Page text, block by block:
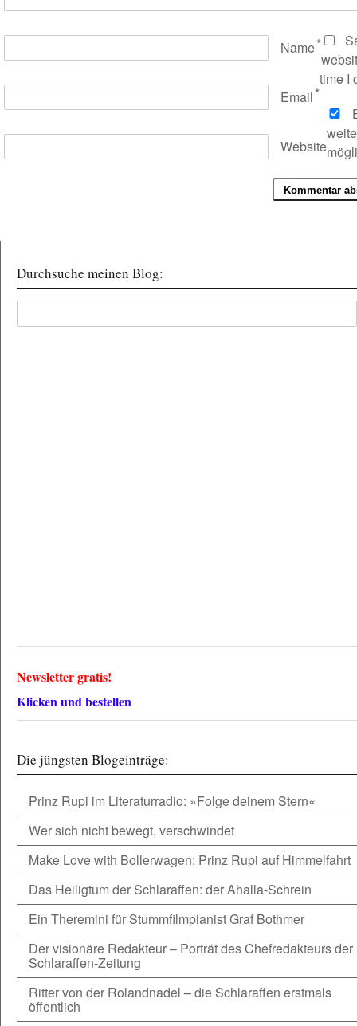
Name*
Email*
Website
time I
Durchsuche meinen Blog:
Newsletter gratis!
Klicken und bestellen
Die jüngsten Blogeinträge:
Prinz Rupi im Literaturradio: »Folge deinem Stern«
Wer sich nicht bewegt, verschwindet
Make Love with Bollerwagen: Prinz Rupi auf Himmelfahrt
Das Heiligtum der Schlaraffen: der Ahalla-Schrein
Ein Theremini für Stummfilmpianist Graf Bothmer
Der visionäre Redakteur – Porträt des Chefredakteurs der
Schlaraffen-Zeitung
Ritter von der Rolandnadel – die Schlaraffen erstmals
öffentlich